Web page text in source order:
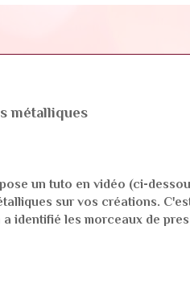
métalliques
un tuto en vidéo (ci-
sur vos créations.
identifié les morceaux de